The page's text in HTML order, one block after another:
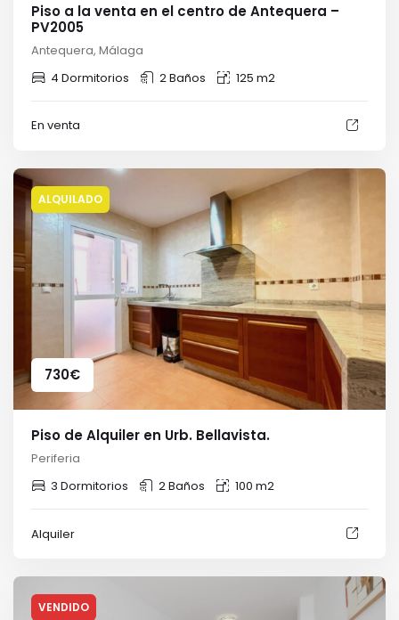
Piso a la venta en el centro de Antequera –
PV2005
Antequera, Málaga
4 Dormitorios
2 Baños 125 m2
En venta
ALQUILADO
730€
Piso de Alquiler en Urb. Bellavista.
Periferia
3 Dormitorios
2 Baños 100 m2
Alquiler
VENDIDO